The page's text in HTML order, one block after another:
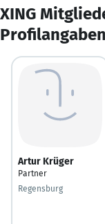
XING
Profilangaben
Artur Krüger
Partner
Regensburg